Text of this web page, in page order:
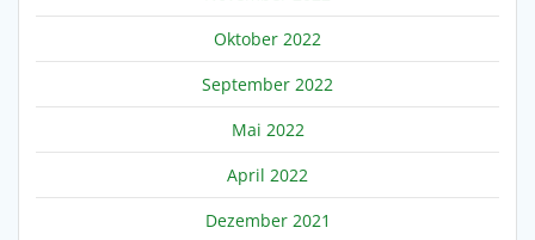
Oktober 2022
September 2022
Mai 2022
April 2022
Dezember 2021